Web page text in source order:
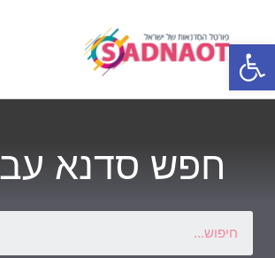
פתח סרגל נגישות
חפש סדנא